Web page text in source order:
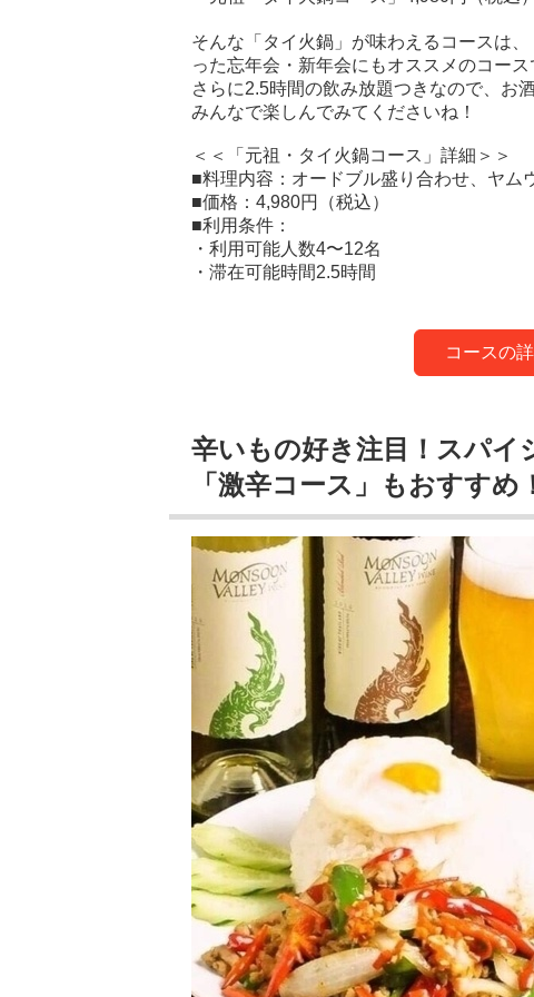
そんな「タイ火鍋」が味わえるコースは
った忘年会・新年会にもオススメのコース
さらに2.5時間の飲み放題つきなので、お
みんなで楽しんでみてくださいね！
＜＜「元祖・タイ火鍋コース」詳細＞＞
■料理内容：オードブル盛り合わせ、ヤム
■価格：4,980円（税込）
■利用条件：
・利用可能人数4〜12名
・滞在可能時間2.5時間
コースの
辛いもの好き注目！スパイ
「激辛コース」もおすすめ